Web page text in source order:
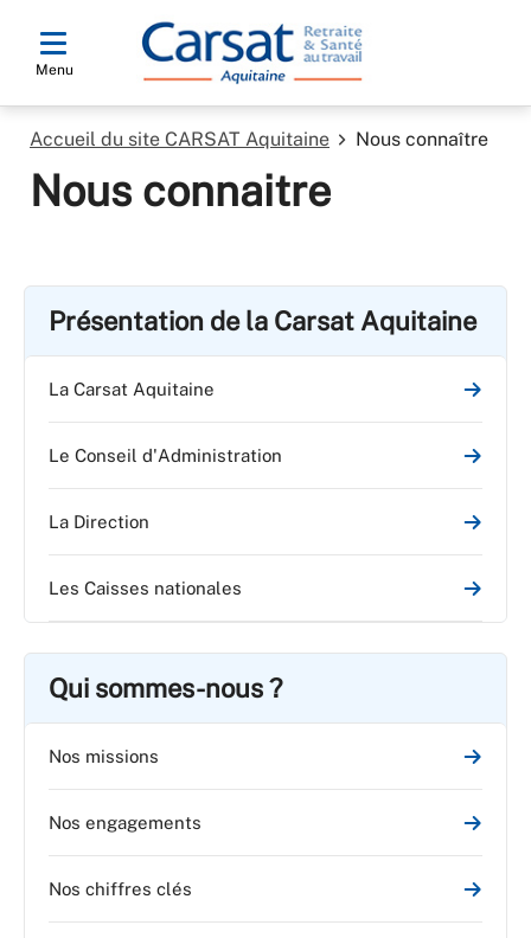
Menu
Accueil du site CARSAT Aquitaine Nous connaître
Nous connaitre
Présentation de la Carsat Aquitaine
La Carsat Aquitaine
Le Conseil d'Administration
La Direction
Les Caisses nationales
Qui sommes-nous ?
Nos missions
Nos engagements
Nos chiffres clés